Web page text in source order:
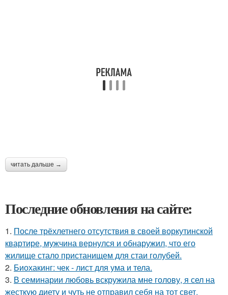
читать дальше →
Последние обновления на сайте:
1. После трёхлетнего отсутствия в своей воркутинской
квартире, мужчина вернулся и обнаружил, что его
жилище стало пристанищем для стаи голубей.
2. Биохакинг: чек - лист для ума и тела.
3. В семинарии любовь вскружила мне голову, я сел на
жесткую диету и чуть не отправил себя на тот свет.